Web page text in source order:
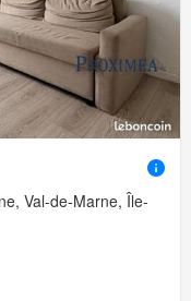
Val-de-Marne, Île-